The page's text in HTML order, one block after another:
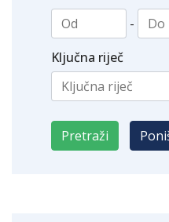
-
Ključna riječ